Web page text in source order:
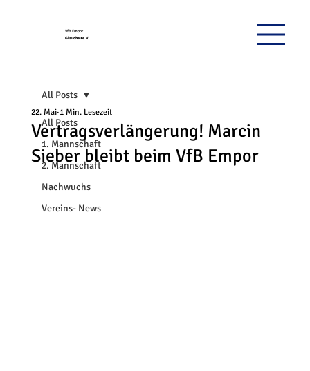
VfB Empor
Glauchau e.V.
All Posts
1. Mannschaft
2. Mannschaft
Nachwuchs
Vereins- News
All Posts
Vertragsverlängerung! Marcin
Sieber bleibt beim VfB Empor
22. Mai 1 Min. Lesezeit